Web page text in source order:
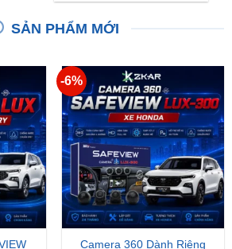
SẢN PHẨM MỚI
-6%
Camera 360 Dành Riêng